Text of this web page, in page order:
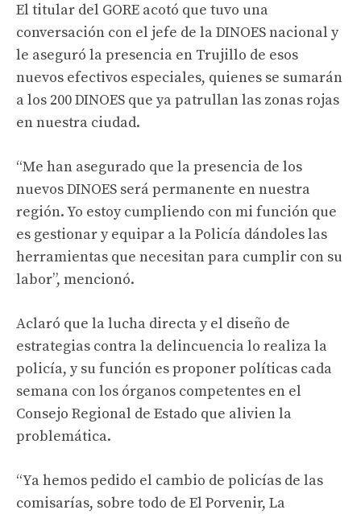
El titular del GORE acotó que tuvo una
conversación con el jefe de la DINOES nacional y
le aseguró la presencia en Trujillo de esos
nuevos efectivos especiales, quienes se sumarán
a los 200 DINOES que ya patrullan las zonas rojas
en nuestra ciudad.
“Me han asegurado que la presencia de los
nuevos DINOES será permanente en nuestra
región. Yo estoy cumpliendo con mi función que
es gestionar y equipar a la Policía dándoles las
herramientas que necesitan para cumplir con su
labor”, mencionó.
Aclaró que la lucha directa y el diseño de
estrategias contra la delincuencia lo realiza la
policía, y su función es proponer políticas cada
semana con los órganos competentes en el
Consejo Regional de Estado que alivien la
problemática.
“Ya hemos pedido el cambio de policías de las
comisarías, sobre todo de El Porvenir, La